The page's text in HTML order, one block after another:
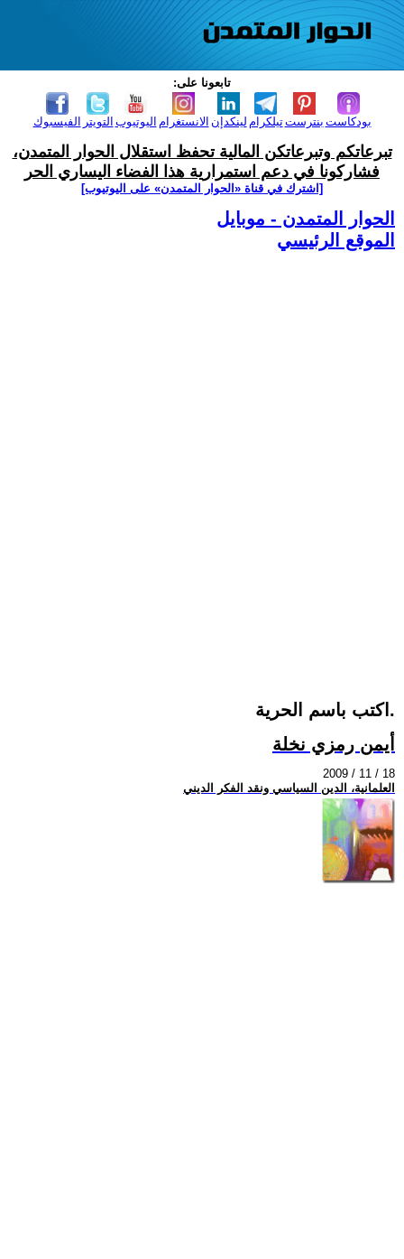
تابعونا على:
الفيسبوك التويتر اليوتيوب الانستغرام لينكدإن تيلكرامبنترست بودكاست
تبرعاتكم وتبرعاتكن المالية تحفظ استقلال الحوار المتمدن،
فشاركونا في دعم استمرارية هذا الفضاء اليساري الحر
[اشترك في قناة ‫«الحوار المتمدن» على اليوتيوب]
الحوار المتمدن - موبايل
الموقع الرئيسي
اكتب باسم الحرية.
أيمن رمزي نخلة
2009 / 11 / 18
العلمانية، الدين السياسي ونقد الفكر الديني